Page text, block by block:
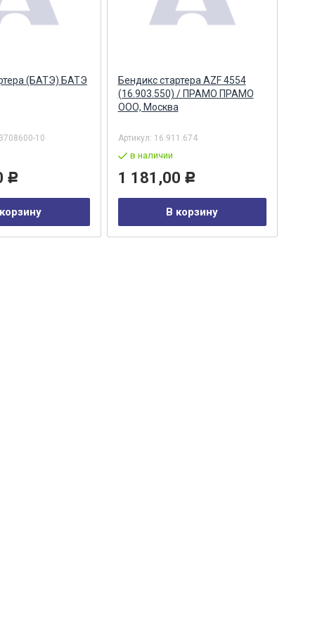
(БАТЭ) БАТЭ
10
Р
Бендикс стартера AZF 4554
(16.903.550) / ПРАМО ПРАМО
ООО, Москва
Артикул: 16.911.674
в наличии
1 181,00 Р
В корзину